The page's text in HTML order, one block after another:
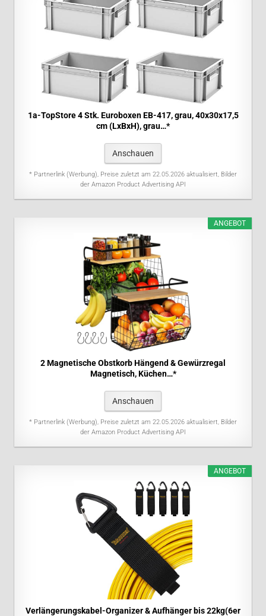
1a-TopStore 4 Stk. Euroboxen EB-417, grau, 40x30x17,5
cm (LxBxH), grau…*
Anschauen
* Partnerlink (Werbung), Preise zuletzt am 22.05.2026 aktualisiert, Bilder
der Amazon Product Advertising API
ANGEBOT
2 Magnetische Obstkorb Hängend & Gewürzregal
Magnetisch, Küchen…*
Anschauen
* Partnerlink (Werbung), Preise zuletzt am 22.05.2026 aktualisiert, Bilder
der Amazon Product Advertising API
ANGEBOT
Verlängerungskabel-Organizer & Aufhänger bis 22kg(6er